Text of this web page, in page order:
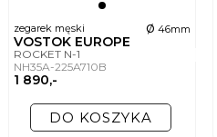
zegarek męski ø 46mm
VOSTOK EUROPE
ROCKET N-1
NH35A-225A710B
1 890,-
DO KOSZYKA